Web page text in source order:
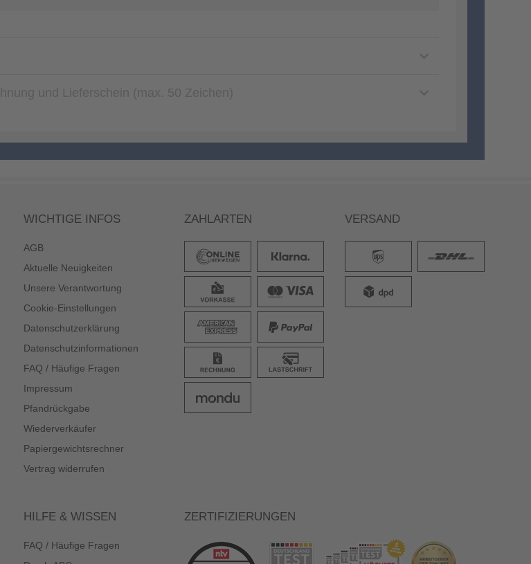
WICHTIGE INFOS
AGB
Aktuelle Neuigkeiten
Unsere Verantwortung
Cookie-Einstellungen
Datenschutzerklärung
Datenschutzinformationen
FAQ / Häufige Fragen
Impressum
Pfandrückgabe
Wiederverkäufer
Papiergewichtsrechner
Vertrag widerrufen
ZAHLARTEN VERSAND
HILFE & WISSEN
FAQ / Häufige Fragen
ZERTIFIZIERUNGEN